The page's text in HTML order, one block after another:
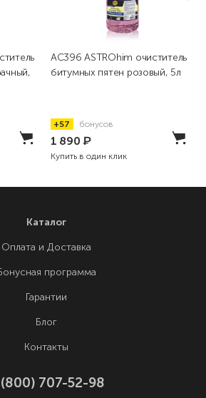
AC396 ASTROhim очиститель
битумных пятен розовый, 5л
+57 бонусов
1 890₽
Купить в один клик
Каталог
Оплата и Доставка
программа
Гарантии
Блог
Контакты
707-52-98